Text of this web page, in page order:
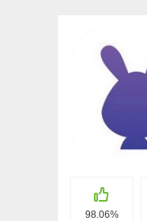
98.06%